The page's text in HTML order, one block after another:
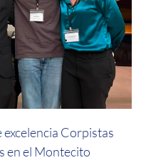
excelencia Corpistas
en el Montecito